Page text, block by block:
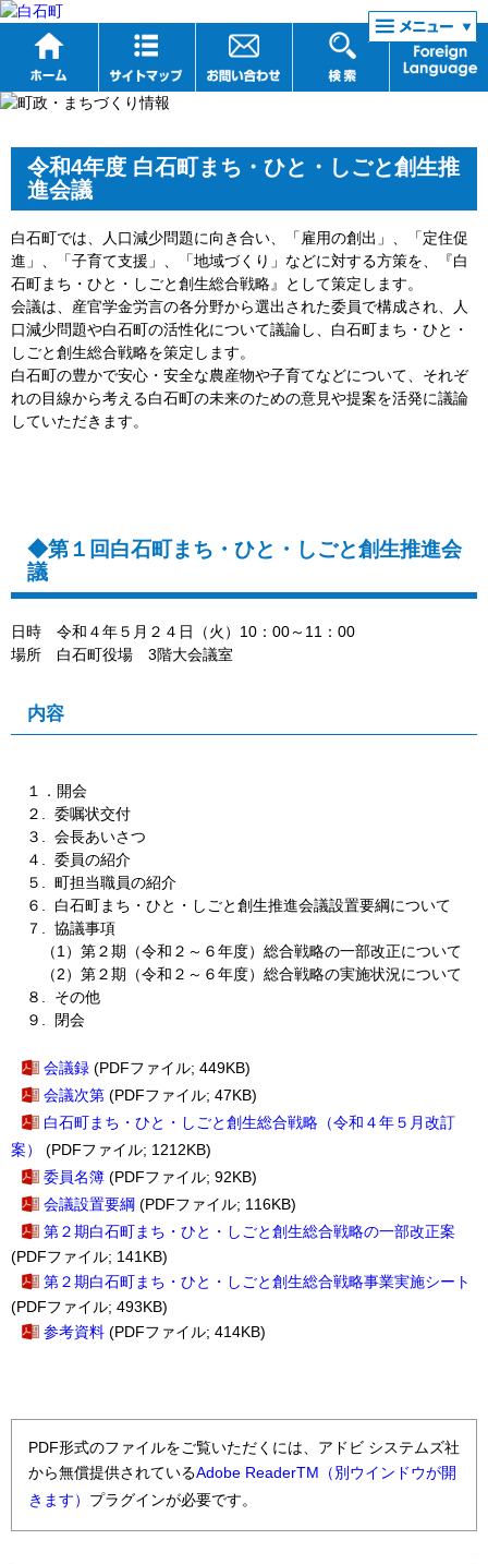
リンク集
令和4年度 白石町まち・ひと・しごと創生推
進会議
白石町では、人口減少問題に向き合い、「雇用の創出」、「定住促
進」、「子育て支援」、「地域づくり」などに対する方策を、『白
石町まち・ひと・しごと創生総合戦略』として策定します。
会議は、産官学金労言の各分野から選出された委員で構成され、人
口減少問題や白石町の活性化について議論し、白石町まち・ひと・
しごと創生総合戦略を策定します。
白石町の豊かで安心・安全な農産物や子育てなどについて、それぞ
れの目線から考える白石町の未来のための意見や提案を活発に議論
していただきます。
◆第１回白石町まち・ひと・しごと創生推進会
議
日時 令和４年５月２４日（火）10：00～11：00
場所 白石町役場 3階大会議室
内容
１．開会
２. 委嘱状交付
３. 会長あいさつ
４. 委員の紹介
５. 町担当職員の紹介
６. 白石町まち・ひと・しごと創生推進会議設置要綱について
７. 協議事項
（1）第２期（令和２～６年度）総合戦略の一部改正について
（2）第２期（令和２～６年度）総合戦略の実施状況について
８. その他
９. 閉会
会議録 (PDFファイル; 449KB)
会議次第 (PDFファイル; 47KB)
白石町まち・ひと・しごと創生総合戦略（令和４年５月改訂
案）
(PDFファイル; 1212KB)
委員名簿 (PDFファイル; 92KB)
会議設置要綱 (PDFファイル; 116KB)
第２期白石町まち・ひと・しごと創生総合戦略の一部改正案
(PDFファイル; 141KB)
第２期白石町まち・ひと・しごと創生総合戦略事業実施シート
(PDFファイル; 493KB)
参考資料 (PDFファイル; 414KB)
PDF形式のファイルをご覧いただくには、アドビ システムズ社
から無償提供されているAdobe ReaderTM（別ウインドウが開
きます） プラグインが必要です。